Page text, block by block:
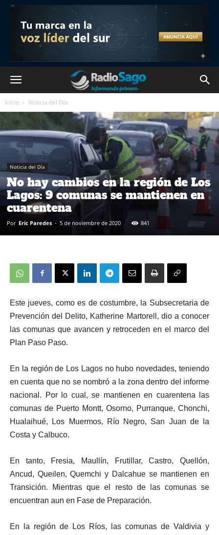
Inicio Noticia del Día
Noticia del Día
No hay cambios en la región de Los
Lagos: 9 comunas se mantienen en
cuarentena
Por Eric Paredes - 5 de noviembre de 2020 841
Este jueves, como es de costumbre, la Subsecretaria de
Prevención del Delito, Katherine Martorell, dio a conocer
las comunas que avancen y retroceden en el marco del
Plan Paso Paso.
En la región de Los Lagos no hubo novedades, teniendo
en cuenta que no se nombró a la zona dentro del informe
nacional. Por lo cual, se mantienen en cuarentena las
comunas de Puerto Montt, Osorno, Purranque, Chonchi,
Hualaihué, Los Muermos, Río Negro, San Juan de la
Costa y Calbuco.
En tanto, Fresia, Maullín, Frutillar, Castro, Quellón,
Ancud, Queilen, Quemchi y Dalcahue se mantienen en
Transición. Mientras que el resto de las comunas se
encuentran aun en Fase de Preparación.
En la región de Los Ríos, las comunas de Valdivia y